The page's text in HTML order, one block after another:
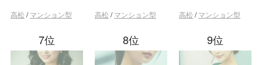
高松 /マンション型 高松 /マンション型 高松 /マンション型
7位 8位 9位